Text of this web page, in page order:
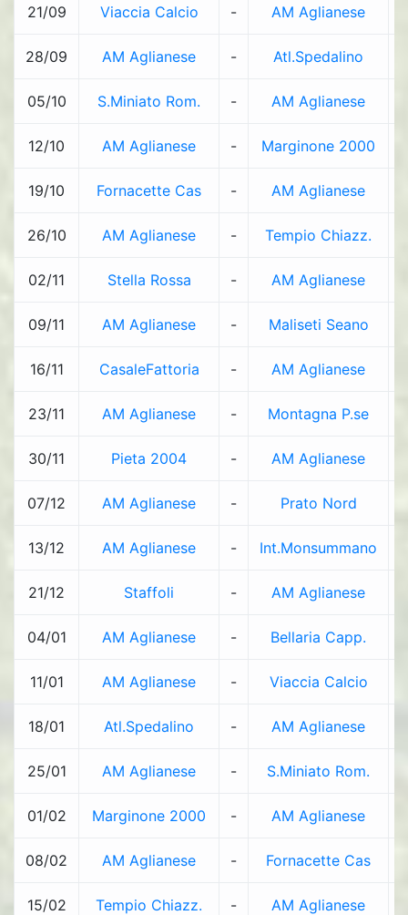
21/09 Viaccia Calcio - AM Aglianese
28/09 AM Aglianese - Atl.Spedalino
05/10 S.Miniato Rom. - AM Aglianese
12/10 AM Aglianese - Marginone 2000
19/10 Fornacette Cas - AM Aglianese
26/10 AM Aglianese - Tempio Chiazz.
02/11 Stella Rossa - AM Aglianese
09/11 AM Aglianese - Maliseti Seano
16/11 CasaleFattoria - AM Aglianese
23/11 AM Aglianese - Montagna P.se
30/11 Pieta 2004 - AM Aglianese
07/12 AM Aglianese - Prato Nord
13/12 AM Aglianese - Int.Monsummano
21/12 Staffoli - AM Aglianese
04/01 AM Aglianese - Bellaria Capp.
11/01 AM Aglianese - Viaccia Calcio
18/01 Atl.Spedalino - AM Aglianese
25/01 AM Aglianese - S.Miniato Rom.
01/02 Marginone 2000 - AM Aglianese
08/02 AM Aglianese - Fornacette Cas
15/02 Tempio Chiazz. - AM Aglianese